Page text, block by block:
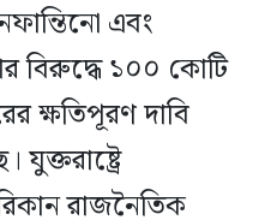
এবং
বিরুদ্ধে ১০০ কোটি
ক্ষতিপূরণ দাবি
রাজনৈতিক